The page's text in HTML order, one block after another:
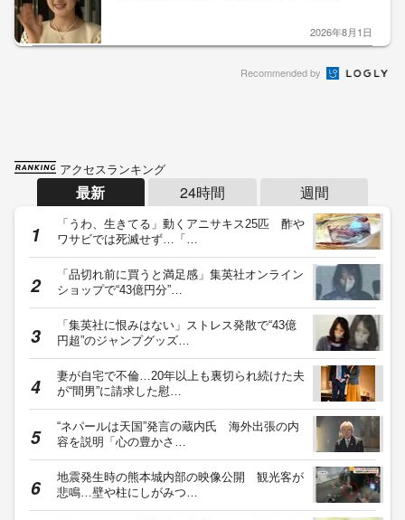
2026年8月1日
Recommended by
アクセスランキング
最新 24時間 週間
「うわ、生きてる」動くアニサキス25匹 酢や
ワサビでは死滅せず…「…
「品切れ前に買うと満足感」集英社オンライン
ショップで“43億円分”…
「集英社に恨みはない」ストレス発散で“43億
円超”のジャンプグッズ…
妻が自宅で不倫…20年以上も裏切られ続けた夫
が“間男”に請求した慰…
“ネパールは天国”発言の蔵内氏 海外出張の内
容を説明「心の豊かさ…
地震発生時の熊本城内部の映像公開 観光客が
悲鳴…壁や柱にしがみつ…